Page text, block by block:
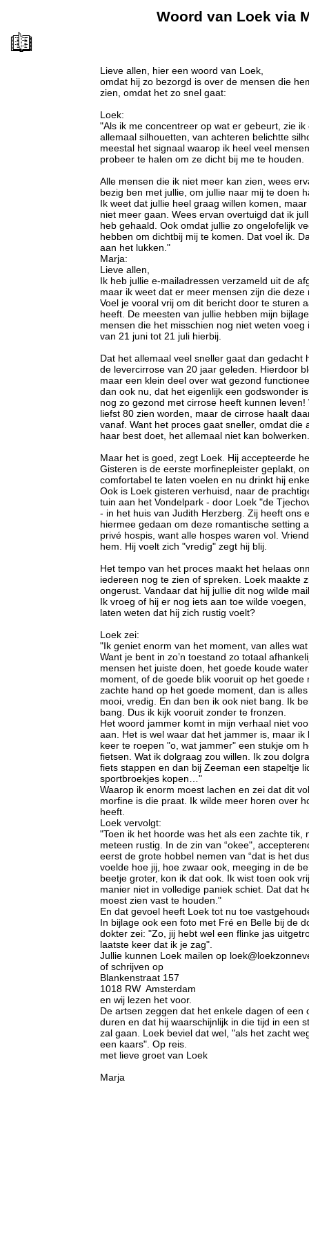
Woord van Loek via
Lieve allen, hier een woord van Loek,
omdat hij zo bezorgd is over de mensen die
zien, omdat het zo snel gaat:
Loek:
"Als ik me concentreer op wat er gebeurt, zie
allemaal silhouetten, van achteren belichtte
meestal het signaal waarop ik heel veel
probeer te halen om ze dicht bij me te houden.
Alle mensen die ik niet meer kan zien, wees
bezig ben met jullie, om jullie naar mij te doen
Ik weet dat jullie heel graag willen komen,
niet meer gaan. Wees ervan overtuigd dat ik
heb gehaald. Ook omdat jullie zo ongelofelijk
hebben om dichtbij mij te komen. Dat voel ik.
aan het lukken."
Marja:
Lieve allen,
Ik heb jullie e-mailadressen verzameld uit de
maar ik weet dat er meer mensen zijn die deze
Voel je vooral vrij om dit bericht door te sturen
heeft. De meesten van jullie hebben mijn
mensen die het misschien nog niet weten voeg
van 21 juni tot 21 juli hierbij.
Dat het allemaal veel sneller gaat dan gedacht
de levercirrose van 20 jaar geleden. Hierdoor
maar een klein deel over wat gezond
dan ook nu, dat het eigenlijk een godswonder
nog zo gezond met cirrose heeft kunnen
liefst 80 zien worden, maar de cirrose haalt
vanaf. Want het proces gaat sneller, omdat die
haar best doet, het allemaal niet kan bolwerken.
Maar het is goed, zegt Loek. Hij accepteerde
Gisteren is de eerste morfinepleister geplakt,
comfortabel te laten voelen en nu drinkt hij
Ook is Loek gisteren verhuisd, naar de
tuin aan het Vondelpark - door Loek "de
- in het huis van Judith Herzberg. Zij heeft ons
hiermee gedaan om deze romantische setting
privé hospis, want alle hospes waren vol.
hem. Hij voelt zich "vredig" zegt hij blij.
Het tempo van het proces maakt het helaas
iedereen nog te zien of spreken. Loek maakte
ongerust. Vandaar dat hij jullie dit nog wilde
Ik vroeg of hij er nog iets aan toe wilde
laten weten dat hij zich rustig voelt?
Loek zei:
"Ik geniet enorm van het moment, van alles
Want je bent in zo’n toestand zo totaal
mensen het juiste doen, het goede koude
moment, of de goede blik vooruit op het goede
zachte hand op het goede moment, dan is
mooi, vredig. En dan ben ik ook niet bang. Ik
bang. Dus ik kijk vooruit zonder te fronzen.
Het woord jammer komt in mijn verhaal niet
aan. Het is wel waar dat het jammer is, maar ik
keer te roepen "o, wat jammer" een stukje om
fietsen. Wat ik dolgraag zou willen. Ik zou
fiets stappen en dan bij Zeeman een stapeltje
sportbroekjes kopen…"
Waarop ik enorm moest lachen en zei dat dit
morfine is die praat. Ik wilde meer horen over
heeft.
Loek vervolgt:
"Toen ik het hoorde was het als een zachte tik,
meteen rustig. In de zin van “okee",
eerst de grote hobbel nemen van “dat is het
voelde hoe jij, hoe zwaar ook, meeging in de
beetje groter, kon ik dat ook. Ik wist toen ook
manier niet in volledige paniek schiet. Dat dat
moest zien vast te houden."
En dat gevoel heeft Loek tot nu toe
In bijlage ook een foto met Fré en Belle bij de
dokter zei: "Zo, jij hebt wel een flinke jas
laatste keer dat ik je zag".
Jullie kunnen Loek mailen op
of schrijven op
Blankenstraat 157
1018 RW Amsterdam
en wij lezen het voor.
De artsen zeggen dat het enkele dagen of een
duren en dat hij waarschijnlijk in die tijd in een
zal gaan. Loek beviel dat wel, "als het zacht
een kaars". Op reis.
met lieve groet van Loek
Marja